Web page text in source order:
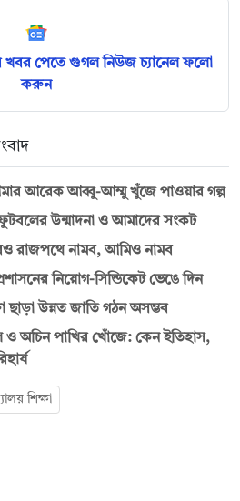
পেতে গুগল নিউজ চ্যানেল ফলো
করুন
আরেক আব্বু-আম্মু খুঁজে পাওয়ার গল্প
ফুটবলের উন্মাদনা ও আমাদের সংকট
রাজপথে নামব, আমিও নামব
নিয়োগ-সিন্ডিকেট ভেঙে দিন
ছাড়া উন্নত জাতি গঠন অসম্ভব
ও অচিন পাখির খোঁজে: কেন ইতিহাস,
শিক্ষা